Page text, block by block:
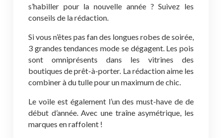
s’habiller pour la nouvelle année ? Suivez les
conseils de la rédaction.
Si vous n’êtes pas fan des longues robes de soirée,
3 grandes tendances mode se dégagent. Les pois
sont omniprésents dans les vitrines des
boutiques de prêt-à-porter. La rédaction aime les
combiner à du tulle pour un maximum de chic.
Le voile est également l’un des must-have de de
début d’année. Avec une traîne asymétrique, les
marques en raffolent !